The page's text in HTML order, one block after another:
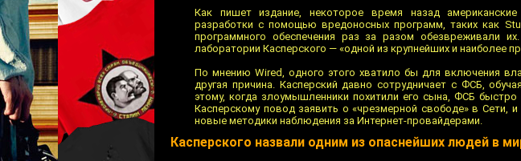
Как пишет издание, некоторое время назад
разработки с помощью вредоносных программ, таких как
программного обеспечения раз за разом обезвреживали
лаборатории Касперского — «одной из крупнейших и наиболее
По мнению Wired, одного этого хватило бы для включения
другая причина. Касперский давно сотрудничает с ФСБ,
этому, когда злоумышленники похитили его сына, ФСБ
Касперскому повод заявить о «чрезмерной свободе» в Сети,
новые методики наблюдения за Интернет-провайдерами.
Касперского назвали одним из опаснейших людей в